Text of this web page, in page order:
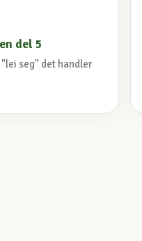
del 5
seg" det handler